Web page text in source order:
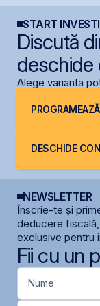
START
Discută
deschide
Alege varianta
PROGRAMEAZĂ
DESCHIDE
NEWSLETTER
Înscrie-te și
deducere
exclusive pentru
Fii cu un
Nume